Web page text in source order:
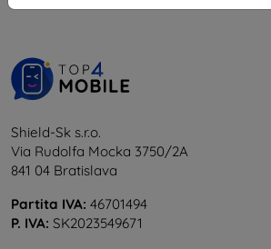
Shield-Sk s.r.o.
Via Rudolfa Mocka 3750/2A
841 04 Bratislava
Partita IVA: 46701494
P. IVA: SK2023549671